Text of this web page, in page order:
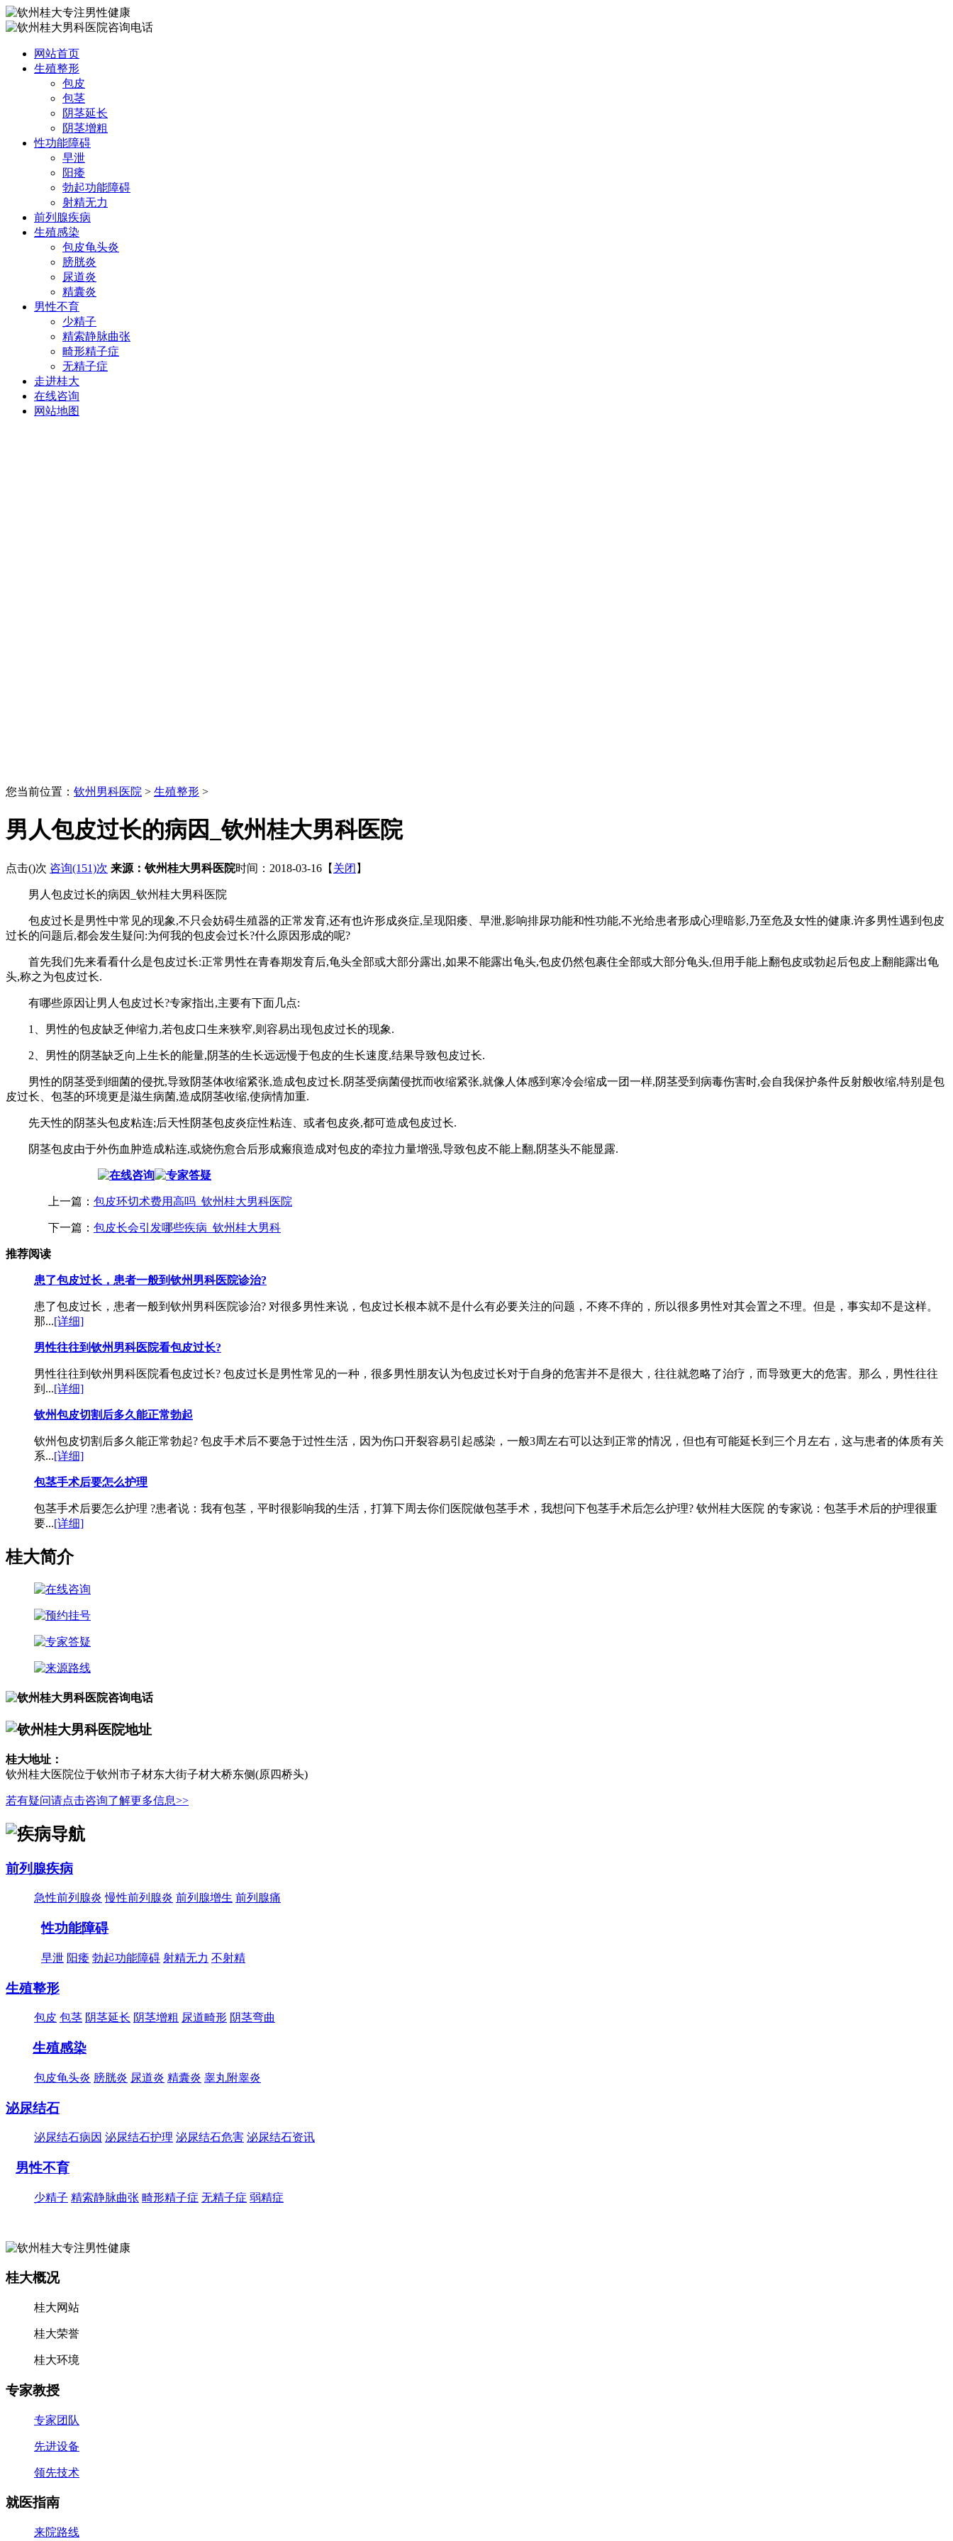
网站首页
生殖整形
包皮
包茎
阴茎延长
阴茎增粗
性功能障碍
早泄
阳痿
勃起功能障碍
射精无力
前列腺疾病
生殖感染
包皮龟头炎
膀胱炎
尿道炎
精囊炎
男性不育
少精子
精索静脉曲张
畸形精子症
无精子症
走进桂大
在线咨询
网站地图
您当前位置： 钦州男科医院 > 生殖整形 >
男人包皮过长的病因_钦州桂大男科医院
点击()次 咨询(151)次 来源：钦州桂大男科医院时间：2018-03-16【 关闭 】
男人包皮过长的病因_钦州桂大男科医院
包皮过长是男性中常见的现象,不只会妨碍生殖器的正常发育,还有也许形成炎症,呈现阳痿、早泄,影响排尿功能和性功能,不光给患者形成心理暗影,乃至危及女性的健康.许多男性遇到包皮
过长的问题后,都会发生疑问:为何我的包皮会过长?什么原因形成的呢?
首先我们先来看看什么是包皮过长:正常男性在青春期发育后,龟头全部或大部分露出,如果不能露出龟头,包皮仍然包裹住全部或大部分龟头,但用手能上翻包皮或勃起后包皮上翻能露出龟
头,称之为包皮过长.
有哪些原因让男人包皮过长?专家指出,主要有下面几点:
1、男性的包皮缺乏伸缩力,若包皮口生来狭窄,则容易出现包皮过长的现象.
2、男性的阴茎缺乏向上生长的能量,阴茎的生长远远慢于包皮的生长速度,结果导致包皮过长.
男性的阴茎受到细菌的侵扰,导致阴茎体收缩紧张,造成包皮过长.阴茎受病菌侵扰而收缩紧张,就像人体感到寒冷会缩成一团一样,阴茎受到病毒伤害时,会自我保护条件反射般收缩,特别是包
皮过长、包茎的环境更是滋生病菌,造成阴茎收缩,使病情加重.
先天性的阴茎头包皮粘连;后天性阴茎包皮炎症性粘连、或者包皮炎,都可造成包皮过长.
阴茎包皮由于外伤血肿造成粘连,或烧伤愈合后形成瘢痕造成对包皮的牵拉力量增强,导致包皮不能上翻,阴茎头不能显露.
上一篇： 包皮环切术费用高吗_钦州桂大男科医院
下一篇： 包皮长会引发哪些疾病_钦州桂大男科
推荐阅读
患了包皮过长，患者一般到钦州男科医院诊治?
患了包皮过长，患者一般到钦州男科医院诊治? 对很多男性来说，包皮过长根本就不是什么有必要关注的问题，不疼不痒的，所以很多男性对其会置之不理。但是，事实却不是这样。
那...[详细]
男性往往到钦州男科医院看包皮过长?
男性往往到钦州男科医院看包皮过长? 包皮过长是男性常见的一种，很多男性朋友认为包皮过长对于自身的危害并不是很大，往往就忽略了治疗，而导致更大的危害。那么，男性往往
到...[详细]
钦州包皮切割后多久能正常勃起
钦州包皮切割后多久能正常勃起? 包皮手术后不要急于过性生活，因为伤口开裂容易引起感染，一般3周左右可以达到正常的情况，但也有可能延长到三个月左右，这与患者的体质有关
系...[详细]
包茎手术后要怎么护理
包茎手术后要怎么护理 ?患者说：我有包茎，平时很影响我的生活，打算下周去你们医院做包茎手术，我想问下包茎手术后怎么护理? 钦州桂大医院 的专家说：包茎手术后的护理很重
要...[详细]
桂大简介
桂大地址：
钦州桂大医院位于钦州市子材东大街子材大桥东侧(原四桥头)
若有疑问请点击咨询了解更多信息>>
前列腺疾病
急性前列腺炎 慢性前列腺炎 前列腺增生 前列腺痛
性功能障碍
早泄 阳痿 勃起功能障碍 射精无力 不射精
生殖整形
包皮 包茎 阴茎延长 阴茎增粗 尿道畸形 阴茎弯曲
生殖感染
包皮龟头炎 膀胱炎 尿道炎 精囊炎 睾丸附睾炎
泌尿结石
泌尿结石病因 泌尿结石护理 泌尿结石危害 泌尿结石资讯
男性不育
少精子 精索静脉曲张 畸形精子症 无精子症 弱精症
桂大概况
桂大网站
桂大荣誉
桂大环境
专家教授
专家团队
先进设备
领先技术
就医指南
来院路线